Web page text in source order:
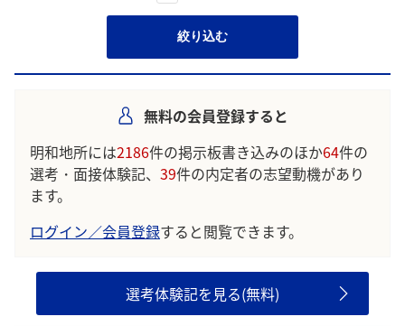
絞り込む
無料の会員登録すると
明和地所には2186件の掲示板書き込みのほか64件の
選考・面接体験記、 39件の内定者の志望動機があり
ます。
ログイン／会員登録すると閲覧できます。
選考体験記を見る(無料)